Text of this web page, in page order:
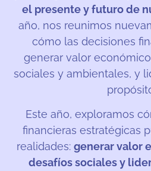
el presente y futuro de
año, nos reunimos
cómo las decisiones
generar valor
sociales y ambientales, y
Este año, exploramos
financieras estratégicas
realidades: generar valor
desafíos sociales y